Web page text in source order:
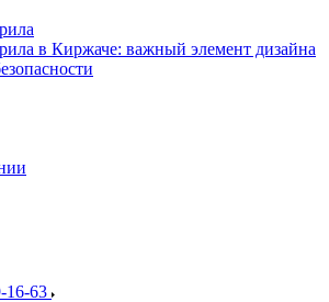
в Киржаче: важный элемент дизайна
16-63